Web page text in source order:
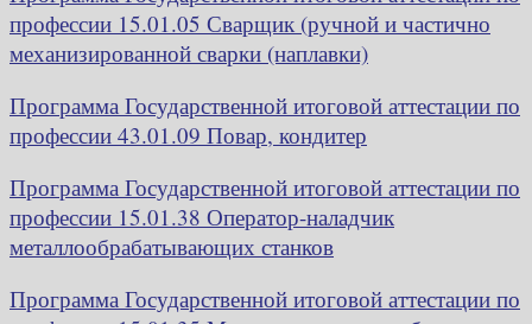
профессии 15.01.05 Сварщик (ручной и частично
механизированной сварки (наплавки)
Программа Государственной итоговой аттестации по
профессии 43.01.09 Повар, кондитер
Программа Государственной итоговой аттестации по
профессии 15.01.38 Оператор-наладчик
металлообрабатывающих станков
Программа Государственной итоговой аттестации по